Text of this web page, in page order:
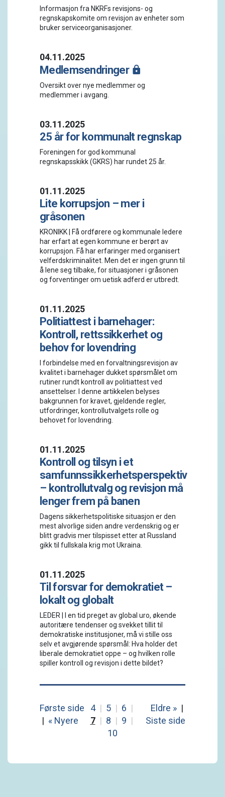
Informasjon fra NKRFs revisjons- og
regnskapskomite om revisjon av enheter som
bruker serviceorganisasjoner.
04.11.2025
Medlemsendringer
Oversikt over nye medlemmer og
medlemmer i avgang.
03.11.2025
25 år for kommunalt regnskap
Foreningen for god kommunal
regnskapsskikk (GKRS) har rundet 25 år.
01.11.2025
Lite korrupsjon – mer i
gråsonen
KRONIKK | Få ordførere og kommunale ledere
har erfart at egen kommune er berørt av
korrupsjon. Få har erfaringer med organisert
velferdskriminalitet. Men det er ingen grunn til
å lene seg tilbake, for situasjoner i gråsonen
og forventinger om uetisk adferd er utbredt.
01.11.2025
Politiattest i barnehager:
Kontroll, rettssikkerhet og
behov for lovendring
I forbindelse med en forvaltningsrevisjon av
kvalitet i barnehager dukket spørsmålet om
rutiner rundt kontroll av politiattest ved
ansettelser. I denne artikkelen belyses
bakgrunnen for kravet, gjeldende regler,
utfordringer, kontrollutvalgets rolle og
behovet for lovendring.
01.11.2025
Kontroll og tilsyn i et
samfunnssikkerhetsperspektiv
– kontrollutvalg og revisjon må
lenger frem på banen
Dagens sikkerhetspolitiske situasjon er den
mest alvorlige siden andre verdenskrig og er
blitt gradvis mer tilspisset etter at Russland
gikk til fullskala krig mot Ukraina.
01.11.2025
Til forsvar for demokratiet –
lokalt og globalt
LEDER | I en tid preget av global uro, økende
autoritære tendenser og svekket tillit til
demokratiske institusjoner, må vi stille oss
selv et avgjørende spørsmål: Hva holder det
liberale demokratiet oppe – og hvilken rolle
spiller kontroll og revisjon i dette bildet?
Første side
| « Nyere
4 | 5 | 6 |
7 | 8 | 9 |
10
Eldre » |
Siste side